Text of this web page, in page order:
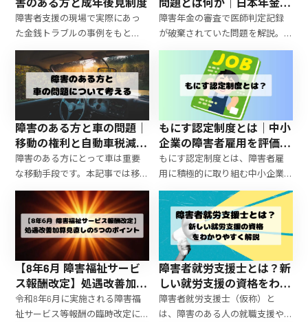
害のある方と成年後見制度
障害者支援の現場で実際にあっ
た金銭トラブルの事例をもと
に、成年後見制度の必要性や注
意点、任意後見制度という選択
肢についてわかりやすく解説し
ます。
問題とは何か｜日本年金機
構の不適切運用と今後の課
題
障害年金の審査で医師判定記録
が破棄されていた問題を解説。
日本年金機構の不適切運用と背
景にある制度課題を社会福祉士
の視点から整理します。
障害のある方と車の問題｜
移動の権利と自動車税減
免・手続きのポイントを解
説
障害のある方にとって車は重要
な移動手段です。本記事では移動
の権利、自動車税の減免制度、
福祉車両の手続きなどを行政書
士・社会福祉士の視点で分かり
やすく解説します。
もにす認定制度とは｜中小
企業の障害者雇用を評価す
る制度と認定メリット
もにす認定制度とは、障害者雇
用に積極的に取り組む中小企業
を厚生労働大臣が認定する制度
です。本記事では制度の概要、認
定メリット、取得要件、申請方
法についてわかりやすく解説し
ます。
【8年6月 障害福祉サービ
ス報酬改定】処遇改善加算
見直しの5つのポイント
令和8年6月に実施される障害福
祉サービス等報酬の臨時改定に
障害者就労支援士とは？新
しい就労支援の資格をわか
りやすく解説【ジョブコー
チとの違い・受験資格】
障害者就労支援士（仮称）と
は、障害のある人の就職支援や